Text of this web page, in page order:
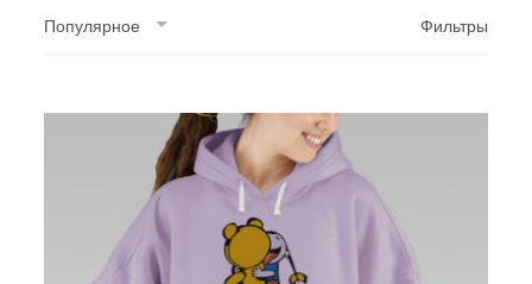
Популярное Фильтры